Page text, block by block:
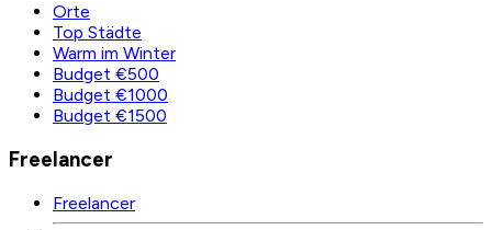
Orte
Top Städte
Warm im Winter
Budget €500
Budget €1000
Budget €1500
Freelancer
Freelancer